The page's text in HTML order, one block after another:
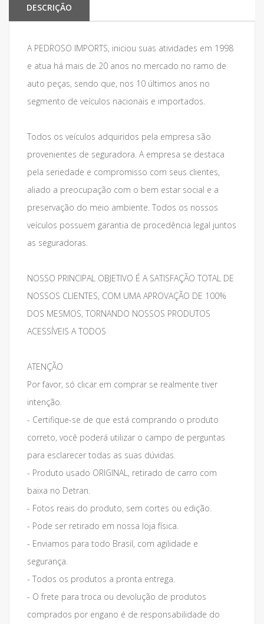
DESCRIÇÃO
A PEDROSO IMPORTS, iniciou suas atividades em 1998
e atua há mais de 20 anos no mercado no ramo de
auto peças, sendo que, nos 10 últimos anos no
segmento de veículos nacionais e importados.
Todos os veículos adquiridos pela empresa são
provenientes de seguradora. A empresa se destaca
pela seriedade e compromisso com seus clientes,
aliado a preocupação com o bem estar social e a
preservação do meio ambiente. Todos os nossos
veículos possuem garantia de procedência legal juntos
as seguradoras.
NOSSO PRINCIPAL OBJETIVO É A SATISFAÇÃO TOTAL DE
NOSSOS CLIENTES, COM UMA APROVAÇÃO DE 100%
DOS MESMOS, TORNANDO NOSSOS PRODUTOS
ACESSÍVEIS A TODOS
ATENÇÃO
Por favor, só clicar em comprar se realmente tiver
intenção.
- Certifique-se de que está comprando o produto
correto, você poderá utilizar o campo de perguntas
para esclarecer todas as suas dúvidas.
- Produto usado ORIGINAL, retirado de carro com
baixa no Detran.
- Fotos reais do produto, sem cortes ou edição.
- Pode ser retirado em nossa loja física.
- Enviamos para todo Brasil, com agilidade e
segurança.
- Todos os produtos a pronta entrega.
- O frete para troca ou devolução de produtos
comprados por engano é de responsabilidade do